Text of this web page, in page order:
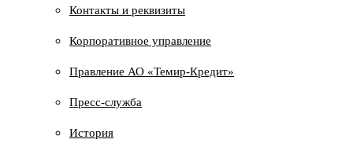
Контакты и реквизиты
Корпоративное управление
Правление АО «Темир-Кредит»
Пресс-служба
История